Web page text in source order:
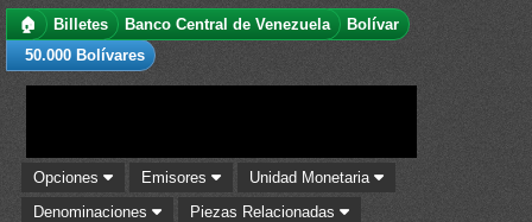
🏠 Billetes Banco Central de Venezuela
Bolívar
50.000 Bolívares
Opciones Emisores
Unidad Monetaria
Denominaciones
Piezas Relacionadas